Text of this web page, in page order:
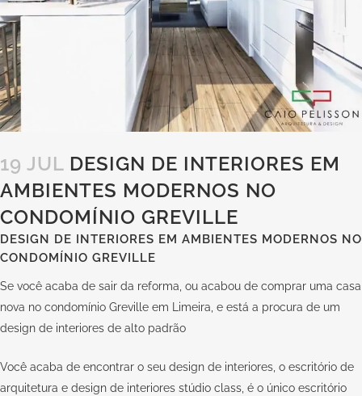
19 JUL DESIGN DE INTERIORES EM
AMBIENTES MODERNOS NO
CONDOMÍNIO GREVILLE
DESIGN DE INTERIORES EM AMBIENTES MODERNOS NO
CONDOMÍNIO GREVILLE
Se você acaba de sair da reforma, ou acabou de comprar uma casa
nova no condomínio Greville em Limeira, e está a procura de um
design de interiores de alto padrão
Você acaba de encontrar o seu design de interiores, o escritório de
arquitetura e design de interiores stúdio class, é o único escritório